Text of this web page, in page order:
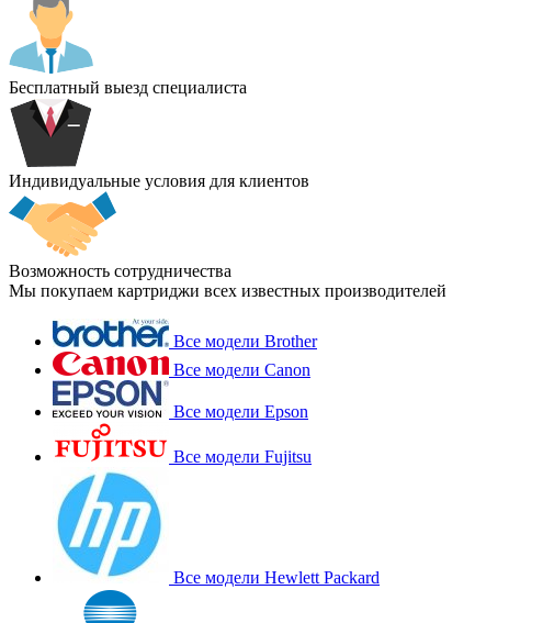
Бесплатный выезд специалиста
Индивидуальные условия для клиентов
Возможность сотрудничества
Мы покупаем картриджи всех известных производителей
Все модели Brother
Все модели Canon
Все модели Epson
Все модели Fujitsu
Все модели Hewlett Packard